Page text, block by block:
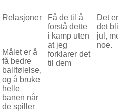
Relasjoner
Målet er å
få bedre
ballfølelse,
og å bruke
helle
banen når
de spiller
Få de til å
forstå dette
i kamp uten
at jeg
forklarer det
til dem
Det
det
jul,
noe.